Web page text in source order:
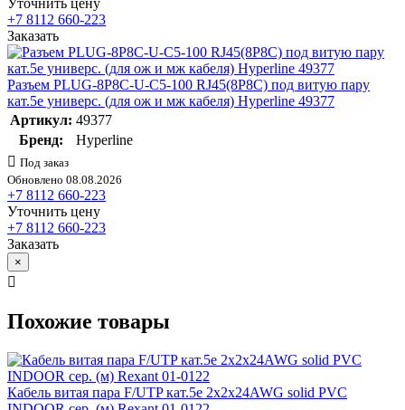
+7 8112 660-223
Заказать
Разъем PLUG-8P8C-U-C5-100 RJ45(8P8C) под витую пару
кат.5e универс. (для ож и мж кабеля) Hyperline 49377
Артикул: 49377
Бренд:
Hyperline
Под заказ
Обновлено 08.08.2026
+7 8112 660-223
Уточнить цену
+7 8112 660-223
Заказать
×
Похожие товары
Кабель витая пара F/UTP кат.5e 2х2х24AWG solid PVC